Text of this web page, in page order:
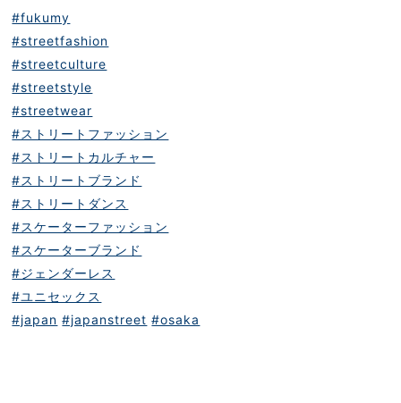
#fukumy
#streetfashion
#streetculture
#streetstyle
#streetwear
#ストリートファッション
#ストリートカルチャー
#ストリートブランド
#ストリートダンス
#スケーターファッション
#スケーターブランド
#ジェンダーレス
#ユニセックス
#japan #japanstreet #osaka